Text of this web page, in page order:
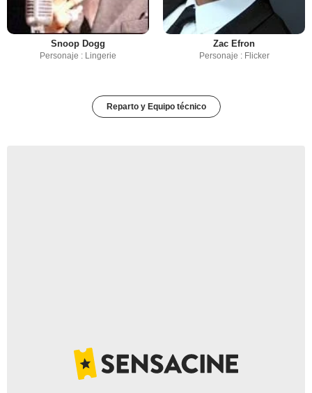
Snoop Dogg
Personaje : Lingerie
Zac Efron
Personaje : Flicker
Reparto y Equipo técnico